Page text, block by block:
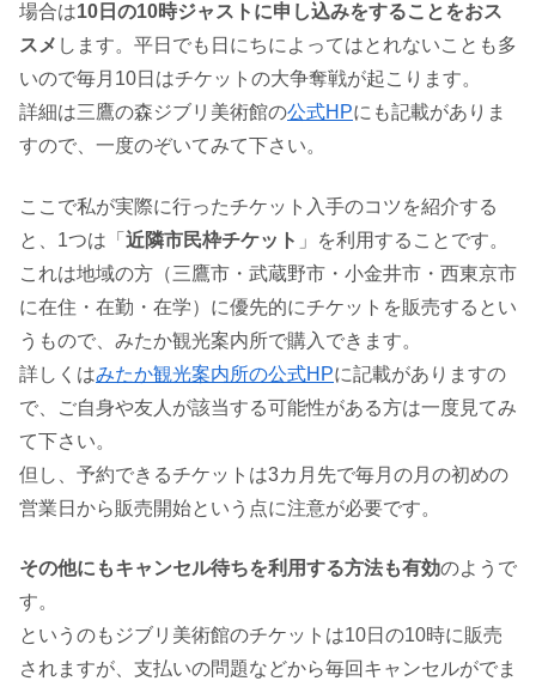
場合は10日の10時ジャストに申し込みをすることをおス
スメ します。平日でも日にちによってはとれないことも多
いので毎月10日はチケットの大争奪戦が起こります。
詳細は三鷹の森ジブリ美術館の公式HPにも記載がありま
すので、一度のぞいてみて下さい。
ここで私が実際に行ったチケット入手のコツを紹介する
と、1つは「 近隣市民枠チケット 」を利用することです。
これは地域の方（三鷹市・武蔵野市・小金井市・西東京市
に在住・在勤・在学）に優先的にチケットを販売するとい
うもので、みたか観光案内所で購入できます。
詳しくはみたか観光案内所の公式HPに記載がありますの
で、ご自身や友人が該当する可能性がある方は一度見てみ
て下さい。
但し、予約できるチケットは3カ月先で毎月の月の初めの
営業日から販売開始という点に注意が必要です。
その他にもキャンセル待ちを利用する方法も有効のようで
す。
というのもジブリ美術館のチケットは10日の10時に販売
されますが、支払いの問題などから毎回キャンセルがでま